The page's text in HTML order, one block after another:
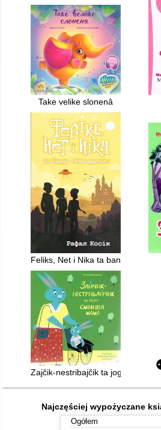
Take velike slonenâ
Feliks, Net i Nika ta banda
Zajčik-nestribajčik ta jogo smìliva
Najczęściej wypożyczane
Ogółem